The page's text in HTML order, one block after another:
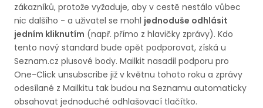
zákazníků, protože vyžaduje, aby v cestě nestálo vůbec
nic dalšího - a uživatel se mohl jednoduše odhlásit
jedním kliknutím (např. přímo z hlavičky zprávy). Kdo
tento nový standard bude opět podporovat, získá u
Seznam.cz plusové body. Mailkit nasadil podporu pro
One-Click unsubscribe již v květnu tohoto roku a zprávy
odesílané z Mailkitu tak budou na Seznamu automaticky
obsahovat jednoduché odhlašovací tlačítko.